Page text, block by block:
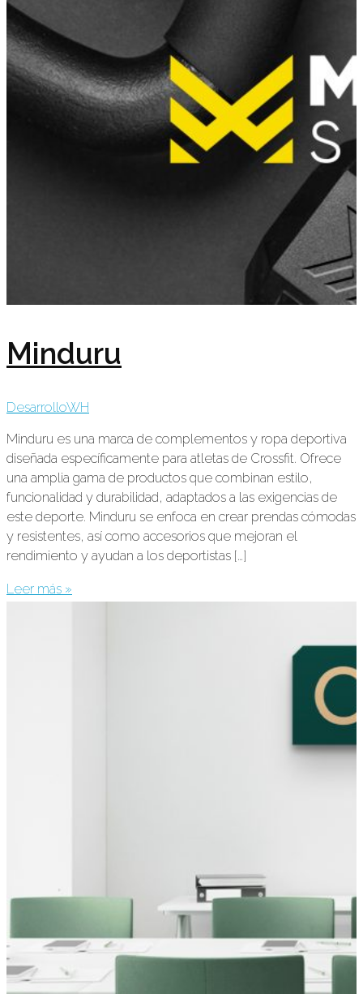
Minduru
DesarrolloWH
Minduru es una marca de complementos y ropa deportiva
diseñada específicamente para atletas de Crossfit. Ofrece
una amplia gama de productos que combinan estilo,
funcionalidad y durabilidad, adaptados a las exigencias de
este deporte. Minduru se enfoca en crear prendas cómodas
y resistentes, así como accesorios que mejoran el
rendimiento y ayudan a los deportistas […]
Leer más »